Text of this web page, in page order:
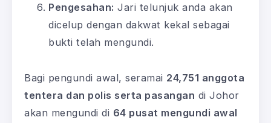
Pengesahan: Jari telunjuk anda akan
dicelup dengan dakwat kekal sebagai
bukti telah mengundi.
Bagi pengundi awal, seramai 24,751 anggota
tentera dan polis serta pasangan di Johor
akan mengundi di 64 pusat mengundi awal